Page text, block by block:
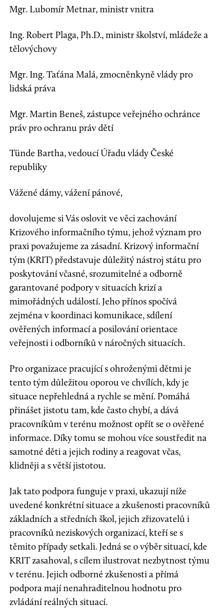
Mgr. Lubomír Metnar, ministr vnitra
Ing. Robert Plaga, Ph.D., ministr školství, mládeže a
tělovýchovy
Mgr. Ing. Taťána Malá, zmocněnkyně vlády pro
lidská práva
Mgr. Martin Beneš, zástupce veřejného ochránce
práv pro ochranu práv dětí
Tünde Bartha, vedoucí Úřadu vlády České
republiky
Vážené dámy, vážení pánové,
dovolujeme si Vás oslovit ve věci zachování
Krizového informačního týmu, jehož význam pro
praxi považujeme za zásadní. Krizový informační
tým (KRIT) představuje důležitý nástroj státu pro
poskytování včasné, srozumitelné a odborně
garantované podpory v situacích krizí a
mimořádných událostí. Jeho přínos spočívá
zejména v koordinaci komunikace, sdílení
ověřených informací a posilování orientace
veřejnosti i odborníků v náročných situacích.
Pro organizace pracující s ohroženými dětmi je
tento tým důležitou oporou ve chvílích, kdy je
situace nepřehledná a rychle se mění. Pomáhá
přinášet jistotu tam, kde často chybí, a dává
pracovníkům v terénu možnost opřít se o ověřené
informace. Díky tomu se mohou více soustředit na
samotné děti a jejich rodiny a reagovat včas,
klidněji a s větší jistotou.
Jak tato podpora funguje v praxi, ukazují níže
uvedené konkrétní situace a zkušenosti pracovníků
základních a středních škol, jejich zřizovatelů i
pracovníků neziskových organizací, kteří se s
těmito případy setkali. Jedná se o výběr situací, kde
KRIT zasahoval, s cílem ilustrovat nezbytnost týmu
v terénu. Jejich odborné zkušenosti a přímá
podpora mají nenahraditelnou hodnotu pro
zvládání reálných situací.